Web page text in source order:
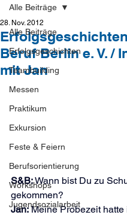
Alle Beiträge
Erfolgsgeschichten
Teambuilding
Messen
Praktikum
Exkursion
Feste & Feiern
Berufsorientierung
Workshops
Jugendsozialarbeit
Alle Beiträge
Beruf Berlin e. V. /
mit Jan
28. Nov. 2012
S&B: Wann bist Du zu
gekommen?
Jan: Meine Probezeit hatte